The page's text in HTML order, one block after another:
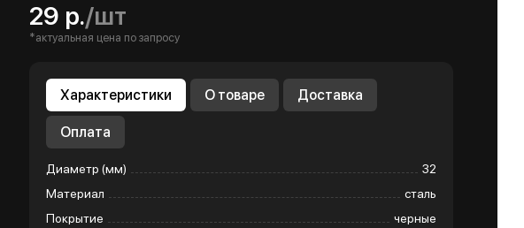
29 р./шт
*актуальная цена по запросу
Характеристики О товаре Доставка
Оплата
Диаметр (мм)
32
Материал
сталь
Покрытие
черные